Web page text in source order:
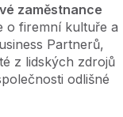
zaměstnance
o firemní kultuře a
Partnerů,
z lidských zdrojů
odlišné